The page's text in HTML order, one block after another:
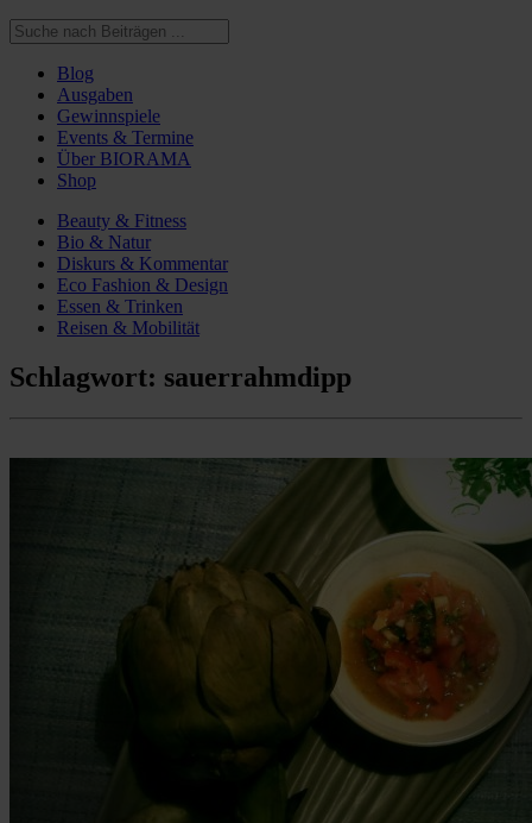
Blog
Ausgaben
Gewinnspiele
Events & Termine
Über BIORAMA
Shop
Beauty & Fitness
Bio & Natur
Diskurs & Kommentar
Eco Fashion & Design
Essen & Trinken
Reisen & Mobilität
Schlagwort: sauerrahmdipp